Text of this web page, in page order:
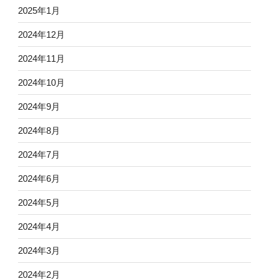
2025年1月
2024年12月
2024年11月
2024年10月
2024年9月
2024年8月
2024年7月
2024年6月
2024年5月
2024年4月
2024年3月
2024年2月